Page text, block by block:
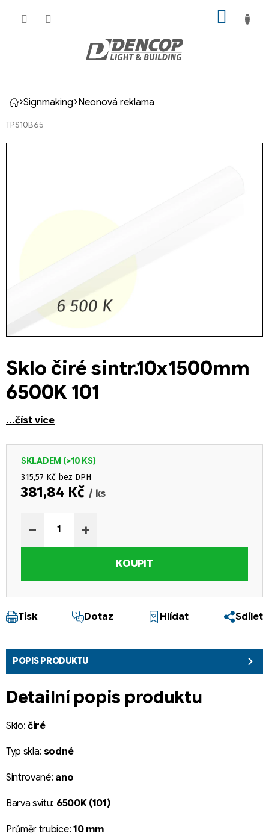
Domů
Signmaking Neonová reklama
TPS10B65
Sklo čiré sintr.10x1500mm
6500K 101
SKLADEM (>10 KS)
381,84 Kč / ks
315,57 Kč bez DPH
+
−
KOUPIT
...číst více
Tisk Dotaz Hlídat Sdílet
POPIS PRODUKTU
Detailní popis produktu
Sklo: čiré
Typ skla: sodné
Sintrované: ano
Barva svitu: 6500K (101)
Průměr trubice: 10 mm